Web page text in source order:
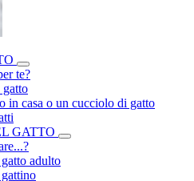
te?
gatto
in casa o un cucciolo di gatto
GATTO
adulto